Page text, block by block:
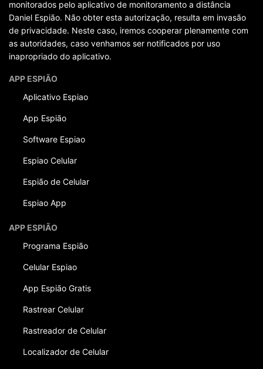
monitorados pelo aplicativo de monitoramento a distância
Daniel Espião. Não obter esta autorização, resulta em invasão
de privacidade. Neste caso, iremos cooperar plenamente com
as autoridades, caso venhamos ser notificados por uso
inapropriado do aplicativo.
APP ESPIÃO
Aplicativo Espiao
App Espião
Software Espiao
Espiao Celular
Espião de Celular
Espiao App
APP ESPIÃO
Programa Espião
Celular Espiao
App Espião Gratis
Rastrear Celular
Rastreador de Celular
Localizador de Celular